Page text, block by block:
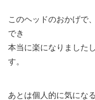
このヘッドのおかげで
でき
本当に楽になりました
す。
あとは個人的に気にな